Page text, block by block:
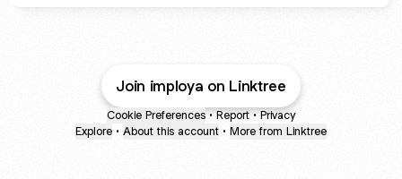
Join imploya on Linktree
Cookie Preferences • Report • Privacy
Explore • About this account • More from Linktree